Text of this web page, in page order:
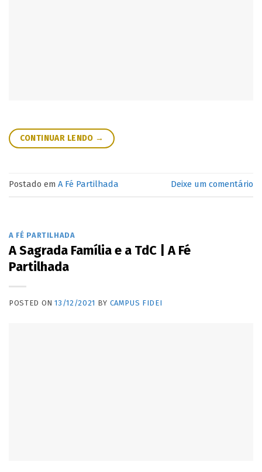
CONTINUAR LENDO →
Postado em A Fé Partilhada Deixe um comentário
A FÉ PARTILHADA
A Sagrada Família e a TdC | A Fé
Partilhada
POSTED ON13/12/2021 BY CAMPUS FIDEI